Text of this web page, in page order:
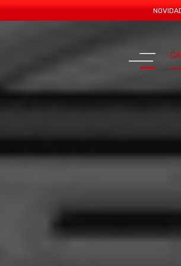
NOVIDADE |